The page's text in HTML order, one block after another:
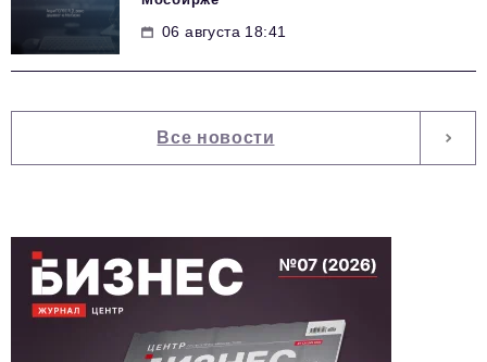
06 августа 18:41
Все новости